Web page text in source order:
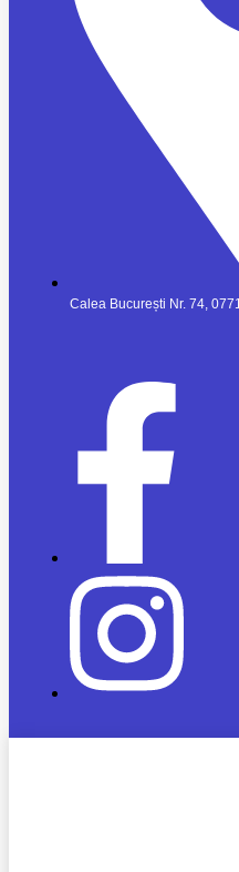
Calea București Nr. 74,